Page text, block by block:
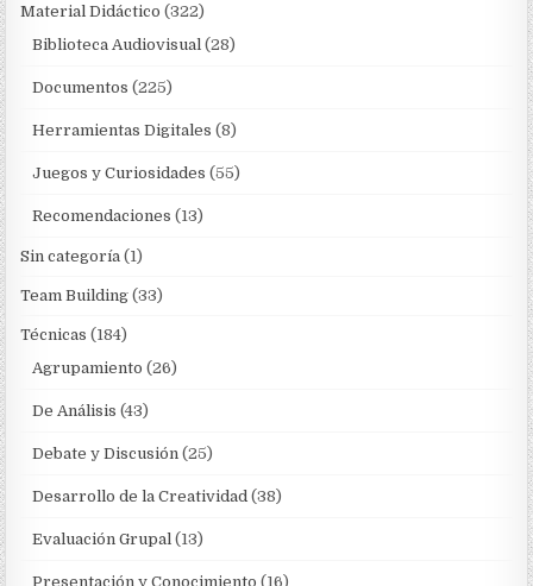
Material Didáctico (322)
Biblioteca Audiovisual (28)
Documentos (225)
Herramientas Digitales (8)
Juegos y Curiosidades (55)
Recomendaciones (13)
Sin categoría (1)
Team Building (33)
Técnicas (184)
Agrupamiento (26)
De Análisis (43)
Debate y Discusión (25)
Desarrollo de la Creatividad (38)
Evaluación Grupal (13)
Presentación y Conocimiento (16)